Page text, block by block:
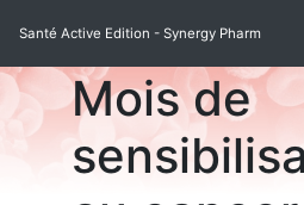
Santé Active Edition - Synergy Pharm
Mois de